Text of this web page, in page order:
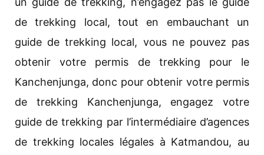
de trekking local, tout en embauchant un
guide de trekking local, vous ne pouvez pas
obtenir votre permis de trekking pour le
Kanchenjunga, donc pour obtenir votre permis
de trekking Kanchenjunga, engagez votre
guide de trekking par l’intermédiaire d’agences
de trekking locales légales à Katmandou, au